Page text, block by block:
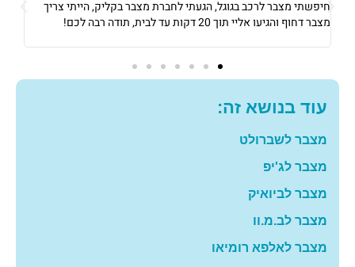
בבוקר, הגיעו אליי תוך 10 דקות והחליפו לי מצבר עם מחיר מאוד הוגן!
עוד בנושא זה:
מצבר לשברולט
מצבר לג'יפ
מצבר לביואיק
מצבר לב.מ.וו
מצבר לאלפא רומיאו